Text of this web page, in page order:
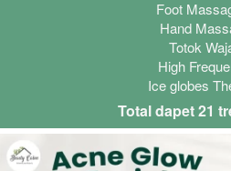
Foot
Hand
Totok
High
Ice globes
Total dapet 21